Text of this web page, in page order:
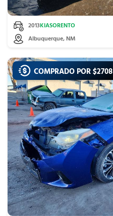
2013KIASORENTO
Albuquerque, NM
COMPRADO POR $2708